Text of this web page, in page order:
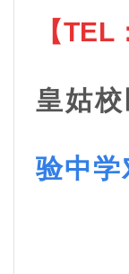
【TEL
皇姑
验中学